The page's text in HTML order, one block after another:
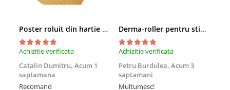
Poster roluit din hartie Leonardo Da Vinci, Vitruvian Man, vintage, 51x35 cm
Achizitie verificata
Catalin Dumitru, Acum 1
saptamana
Recomand
Derma-roller pentru stimularea cresterii parului, scalp si barba, Beard Roller
Achizitie verificata
Petru Burdulea, Acum 3
saptamani
Multumesc!